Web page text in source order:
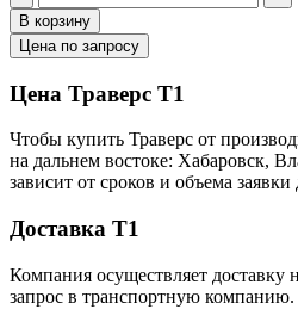
В корзину
Цена по запросу
Цена Траверс Т1
Чтобы купить Траверс от
на дальнем востоке: Хабаровск,
зависит от сроков и объема
Доставка Т1
Компания осуществляет доставку
запрос в транспортную компанию.